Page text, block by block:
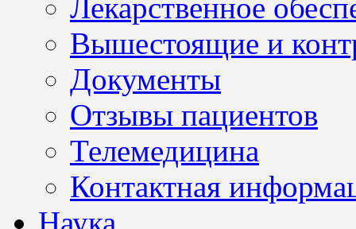
Лекарственное
Вышестоящие и
Документы
Отзывы пациентов
Телемедицина
Контактная